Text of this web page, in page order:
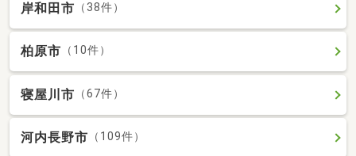
岸和田市 （38件）
柏原市 （10件）
寝屋川市 （67件）
河内長野市 （109件）